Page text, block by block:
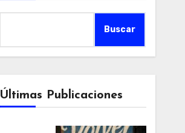
Buscar
Últimas Publicaciones